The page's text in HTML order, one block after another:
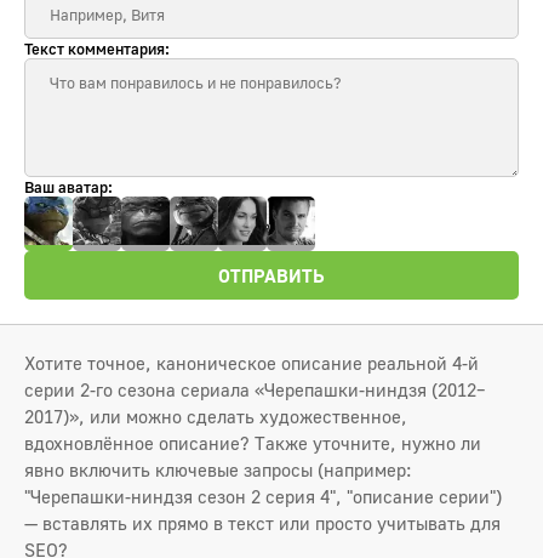
Текст комментария:
Ваш аватар:
ОТПРАВИТЬ
Хотите точное, каноническое описание реальной 4-й
серии 2-го сезона сериала «Черепашки-ниндзя (2012–
2017)», или можно сделать художественное,
вдохновлённое описание? Также уточните, нужно ли
явно включить ключевые запросы (например:
"Черепашки-ниндзя сезон 2 серия 4", "описание серии")
— вставлять их прямо в текст или просто учитывать для
SEO?